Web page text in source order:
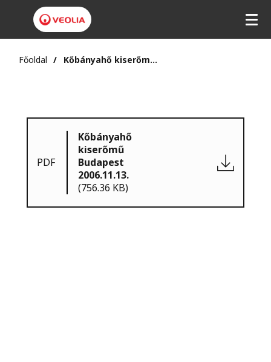
Főoldal Kőbányahő kiserőmű Budapest 2006.11.13.
PDF
Kőbányahő
kiserőmű
Budapest
2006.11.13.
(756.36 KB)